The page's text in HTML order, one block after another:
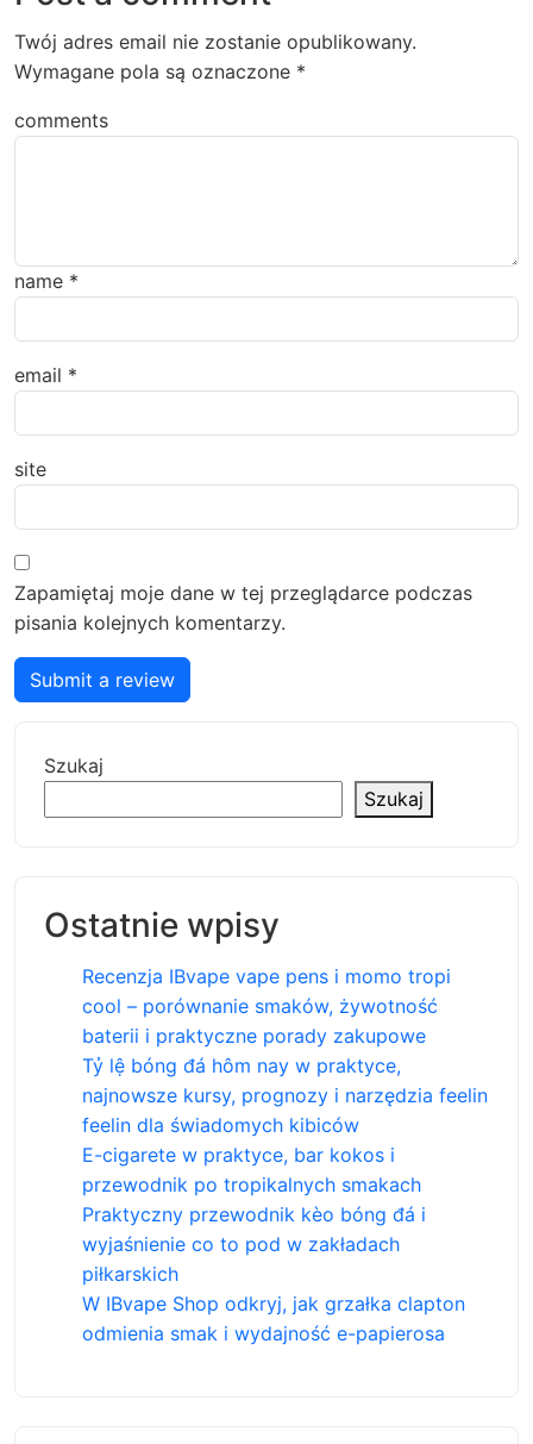
Twój adres email nie zostanie opublikowany.
Wymagane pola są oznaczone *
comments
name *
email *
site
Zapamiętaj moje dane w tej przeglądarce podczas
pisania kolejnych komentarzy.
Submit a review
Szukaj
Szukaj
Ostatnie wpisy
Recenzja IBvape vape pens i momo tropi
cool – porównanie smaków, żywotność
baterii i praktyczne porady zakupowe
Tỷ lệ bóng đá hôm nay w praktyce,
najnowsze kursy, prognozy i narzędzia feelin
feelin dla świadomych kibiców
E-cigarete w praktyce, bar kokos i
przewodnik po tropikalnych smakach
Praktyczny przewodnik kèo bóng đá i
wyjaśnienie co to pod w zakładach
piłkarskich
W IBvape Shop odkryj, jak grzałka clapton
odmienia smak i wydajność e-papierosa